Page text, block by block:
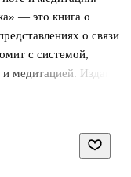
— это книга о
о связи
с системой,
медитацией. Издание
в тибетской традиции
составить